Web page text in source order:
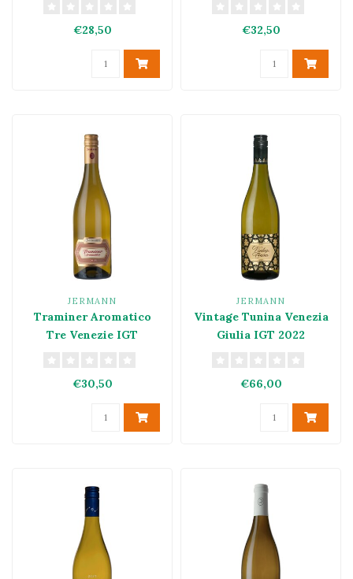
€28,50 €32,50
JERMANN
Traminer Aromatico
Tre Venezie IGT
€30,50
JERMANN
Vintage Tunina Venezia
Giulia IGT 2022
€66,00